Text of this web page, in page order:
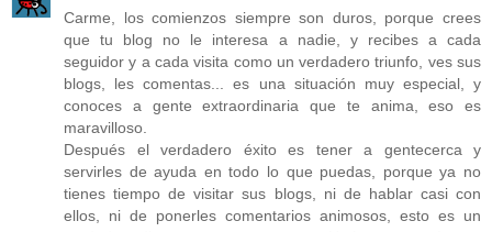
Carme, los comienzos siempre son duros, porque crees
que tu blog no le interesa a nadie, y recibes a cada
seguidor y a cada visita como un verdadero triunfo, ves sus
blogs, les comentas... es una situación muy especial, y
conoces a gente extraordinaria que te anima, eso es
maravilloso.
Después el verdadero éxito es tener a gentecerca y
servirles de ayuda en todo lo que puedas, porque ya no
tienes tiempo de visitar sus blogs, ni de hablar casi con
ellos, ni de ponerles comentarios animosos, esto es un